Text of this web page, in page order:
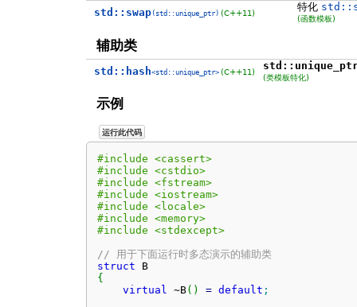
std::swap(std::unique_ptr) (C++11) 特化
(函数模板)
辅助类
std::hash<std::unique_ptr> (C++11)
(类模板特化)
示例
运行此代码
#include <cassert>
#include <cstdio>
#include <fstream>
#include <iostream>
#include <locale>
#include <memory>
#include <stdexcept>
// 用于下面运行时多态演示的辅助类
struct
B
{
virtual ~B( ) = default ;